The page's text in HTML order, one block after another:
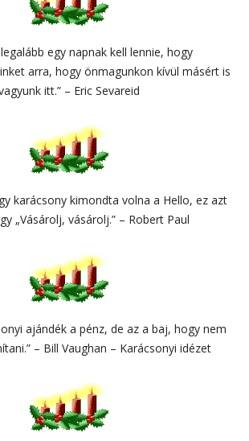
egy napnak kell lennie, hogy
arra, hogy önmagunkon kívül másért is
itt.” – Eric Sevareid
karácsony kimondta volna a Hello, ez azt
„Vásárolj, vásárolj.” – Robert Paul
ajándék a pénz, de az a baj, hogy nem
– Bill Vaughan – Karácsonyi idézet